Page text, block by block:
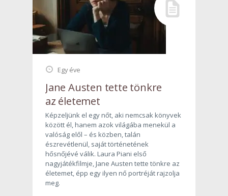
Egy éve
Jane Austen tette tönkre
az életemet
Képzeljünk el egy nőt, aki nemcsak könyvek
között él, hanem azok világába menekül a
valóság elől – és közben, talán
észrevétlenül, saját történetének
hősnőjévé válik. Laura Piani első
nagyjátékfilmje, Jane Austen tette tönkre az
életemet, épp egy ilyen nő portréját rajzolja
meg.